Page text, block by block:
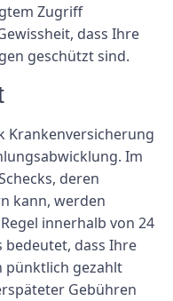
Zugriff
dass Ihre
geschützt sind.
Krankenversicherung
Im
deren
kann, werden
innerhalb von 24
bedeutet, dass Ihre
pünktlich gezahlt
Gebühren